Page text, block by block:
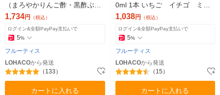
（まろやかりんご酢・黒酢ぶど
う＆ベリーミックス）1000ml 6
倍濃縮
1,734円 （税込）
ログイン&全額PayPay支払いで
5%
フルーティス
LOHACOから発送
（133）
カートに入れる
0ml 1本 いちご イチゴ ミツ
カン 希釈用
1,038円 （税込）
ログイン&全額PayPay支払いで
5%
フルーティス
LOHACOから発送
（15）
カートに入れる